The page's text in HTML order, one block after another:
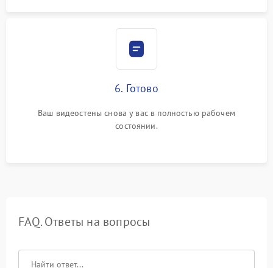
6. Готово
Ваш видеостены снова у вас в полностью рабочем
состоянии.
FAQ. Ответы на вопросы